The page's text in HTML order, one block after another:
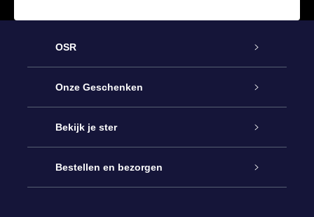
OSR
Service
Contact
Blog
Onze Geschenken
Online Star Gift
OSR Cadeaupakket
Bekijk je ster
Sterrenregister
Bestellen en bezorgen